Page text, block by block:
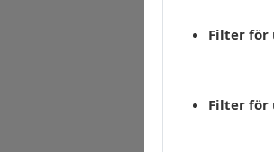
Filter för
Filter för